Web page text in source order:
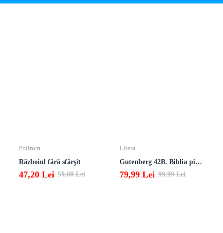
Polirom
Războiul fără sfârşit
47,20 Lei 59,00 Lei
Litera
Gutenberg 42B. Biblia pierduta
79,99 Lei 99,99 Lei